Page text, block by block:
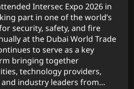
Intersec Expo 2026 in
part in one of the world’s
security, safety, and fire
at the Dubai World Trade
to serve as a key
bringing together
technology providers,
industry leaders from